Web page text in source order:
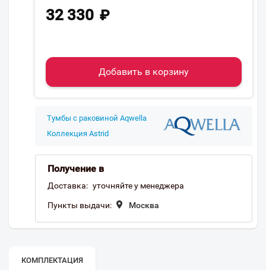
32 330 ₽
Добавить в корзину
Тумбы с раковиной Aqwella
Коллекция Astrid
Получение в
Доставка: уточняйте у менеджера
Пункты выдачи: Москва
КОМПЛЕКТАЦИЯ